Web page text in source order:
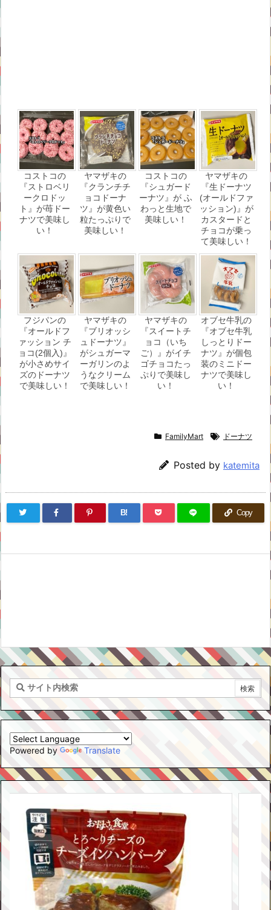
コストコの
『ストロベリ
ークロドッ
ト』が苺ドー
ナツで美味し
い！
ヤマザキの
『クランチチ
ョコドーナ
ツ』が黄色い
粒たっぷりで
美味しい！
コストコの
『シュガード
ーナツ』が ふ
わっと生地で
美味しい！
ヤマザキの
『生ドーナツ
(オールドファ
ッション)』が
カスタードと
チョコが乗っ
て美味しい！
フジパンの
『オールドフ
ァッション チ
ョコ(2個入)』
が小さめサイ
ズのドーナツ
で美味しい！
ヤマザキの
『ブリオッシ
ュドーナツ』
がシュガーマ
ーガリンのよ
うなクリーム
で美味しい！
ヤマザキの
『スイートチ
ョコ（いち
ご）』がイチ
ゴチョコたっ
ぷりで美味し
い！
オブセ牛乳の
『オブセ牛乳
しっとりドー
ナツ』が個包
装のミニドー
ナツで美味し
い！
FamilyMart ドーナツ
Posted by katemita
B! Copy
Powered by Translate